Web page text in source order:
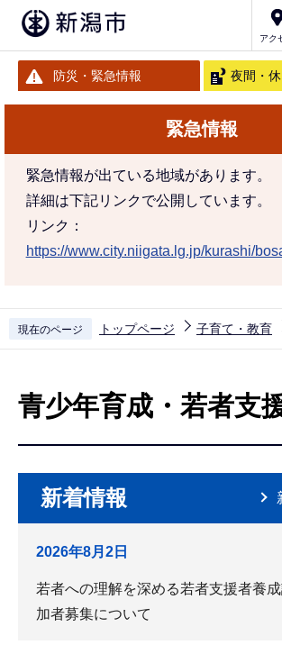
アク
防災・緊急情報 夜間・
緊急情報
緊急情報が出ている地域があります。
詳細は下記リンクで公開しています。
リンク：
https://www.city.niigata.lg.jp/kurashi/
現在のページ トップページ 子育て・教育
青少年育成・若者支
新着情報
2026年8月2日
若者への理解を深める若者支援者養
加者募集について